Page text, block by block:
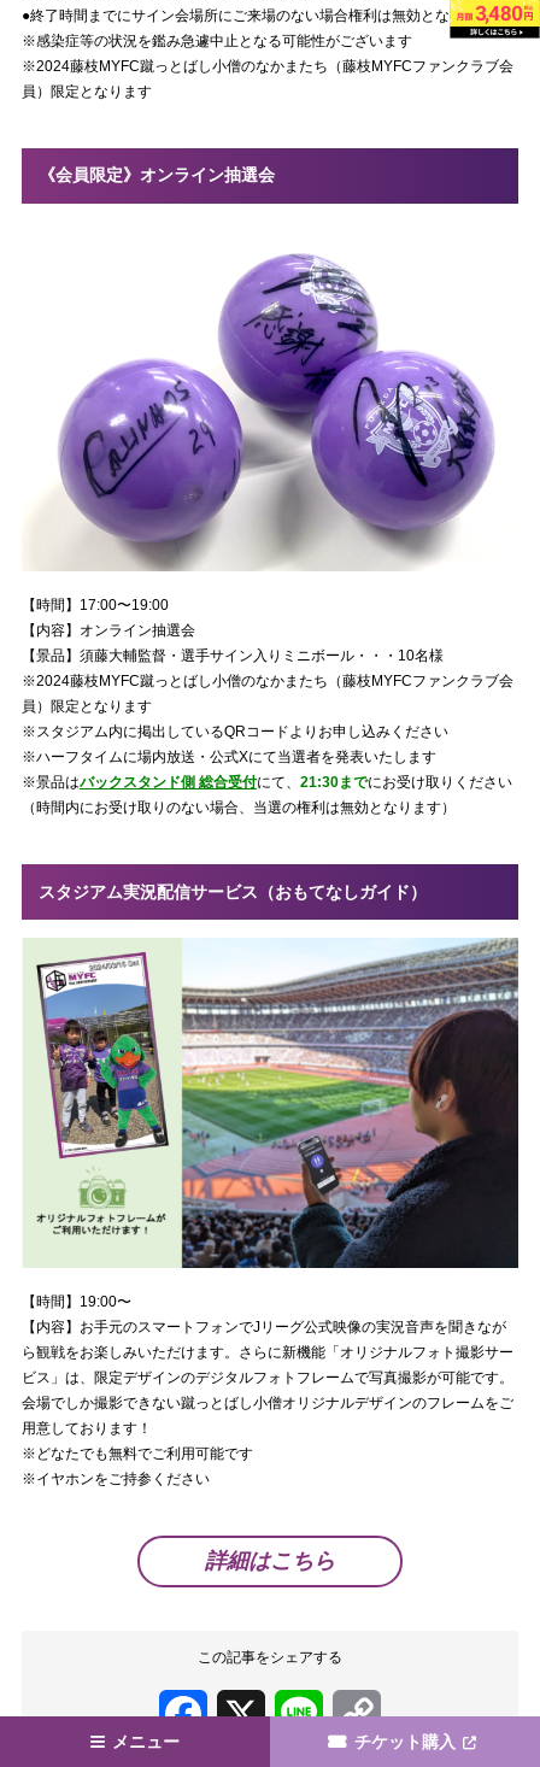
メニュー チケット購入
●終了時間までにサイン会場所にご来場のない場合権利は無効となります
※感染症等の状況を鑑み急遽中止となる可能性がございます
※2024藤枝MYFC蹴っとばし小僧のなかまたち（藤枝MYFCファンクラブ会
員）限定となります
《会員限定》オンライン抽選会
【時間】17:00〜19:00
【内容】オンライン抽選会
【景品】須藤大輔監督・選手サイン入りミニボール・・・10名様
※2024藤枝MYFC蹴っとばし小僧のなかまたち（藤枝MYFCファンクラブ会
員）限定となります
※スタジアム内に掲出しているQRコードよりお申し込みください
※ハーフタイムに場内放送・公式Xにて当選者を発表いたします
※景品はバックスタンド側 総合受付にて、 21:30までにお受け取りください
（時間内にお受け取りのない場合、当選の権利は無効となります）
スタジアム実況配信サービス（おもてなしガイド）
【時間】19:00〜
【内容】お手元のスマートフォンでJリーグ公式映像の実況音声を聞きなが
ら観戦をお楽しみいただけます。さらに新機能「オリジナルフォト撮影サー
ビス」は、限定デザインのデジタルフォトフレームで写真撮影が可能です。
会場でしか撮影できない蹴っとばし小僧オリジナルデザインのフレームをご
用意しております！
※どなたでも無料でご利用可能です
※イヤホンをご持参ください
詳細はこちら
この記事をシェアする
Facebook
X Line Copy